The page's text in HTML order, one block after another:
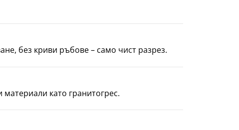
без криви ръбове – само чист разрез.
като гранитогрес.